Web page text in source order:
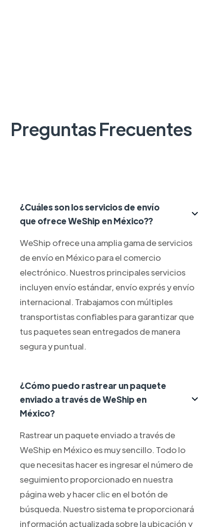
Preguntas Frecuentes
¿Cuáles son los servicios de envío
que ofrece WeShip en México??
WeShip ofrece una amplia gama de servicios
de envío en México para el comercio
electrónico. Nuestros principales servicios
incluyen envío estándar, envío exprés y envío
internacional. Trabajamos con múltiples
transportistas confiables para garantizar que
tus paquetes sean entregados de manera
segura y puntual.
¿Cómo puedo rastrear un paquete
enviado a través de WeShip en
México?
Rastrear un paquete enviado a través de
WeShip en México es muy sencillo. Todo lo
que necesitas hacer es ingresar el número de
seguimiento proporcionado en nuestra
página web y hacer clic en el botón de
búsqueda. Nuestro sistema te proporcionará
información actualizada sobre la ubicación y